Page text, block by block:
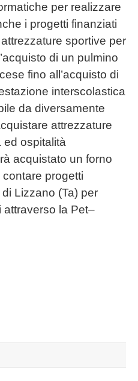
per realizzare
i progetti finanziati
sportive per
di un pulmino
fino all’acquisto di
interscolastica
da diversamente
attrezzature
ed ospitalità
acquistato un forno
progetti
Lizzano (Ta) per
la Pet–